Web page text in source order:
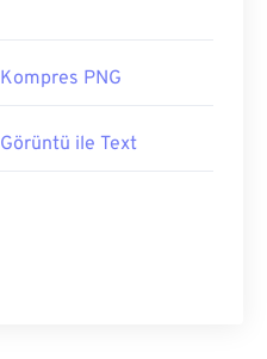
Kompres PNG
Görüntü ile Text